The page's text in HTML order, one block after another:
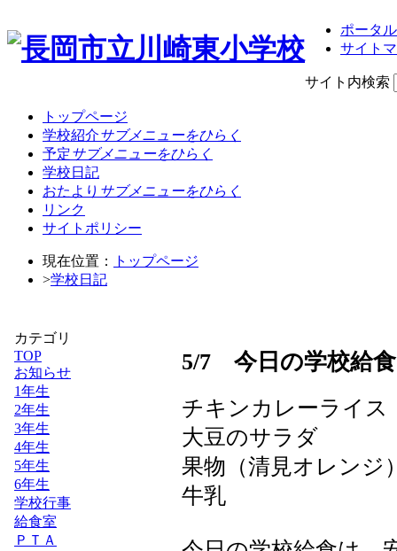
ポータ
サイト
サイト内検索
トップページ
学校紹介サブメニューをひらく
予定サブメニューをひらく
学校日記
おたより サブメニューをひらく
リンク
サイトポリシー
現在位置：
トップページ
>学校日記